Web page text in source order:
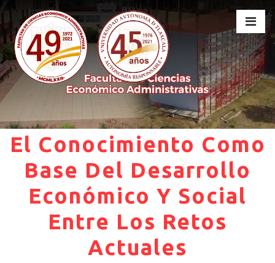
El Conocimiento Como
Base Del Desarrollo
Económico Y Social
Entre Los Retos
Actuales